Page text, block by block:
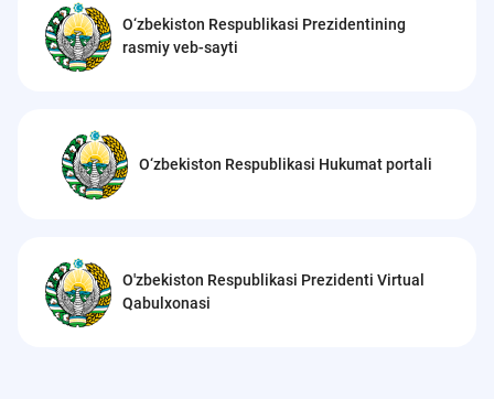
O‘zbekiston Respublikasi Prezidentining
rasmiy veb-sayti
O‘zbekiston Respublikasi Hukumat portali
O'zbekiston Respublikasi Prezidenti Virtual
Qabulxonasi